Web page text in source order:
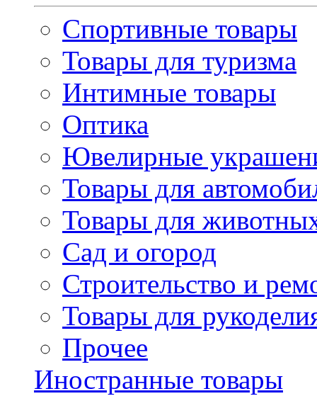
Спортивные товары
Товары для туризма
Интимные товары
Оптика
Ювелирные
Товары для
Товары для
Сад и огород
Строительство и
Товары для
Прочее
Иностранные товары